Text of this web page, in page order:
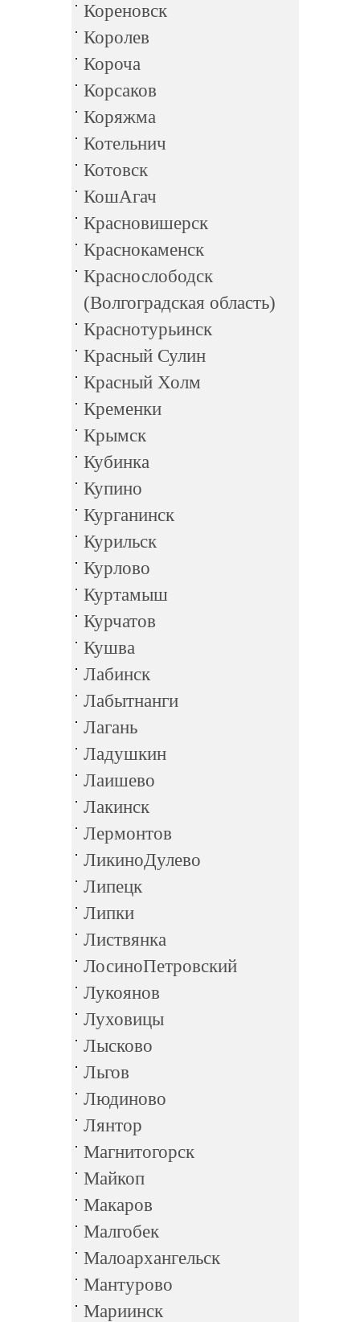
Кореновск
Королев
Короча
Корсаков
Коряжма
Котельнич
Котовск
КошАгач
Красновишерск
Краснокаменск
Краснослободск
(Волгоградская область)
Краснотурьинск
Красный Сулин
Красный Холм
Кременки
Крымск
Кубинка
Купино
Курганинск
Курильск
Курлово
Куртамыш
Курчатов
Кушва
Лабинск
Лабытнанги
Лагань
Ладушкин
Лаишево
Лакинск
Лермонтов
ЛикиноДулево
Липецк
Липки
Листвянка
ЛосиноПетровский
Лукоянов
Луховицы
Лысково
Льгов
Людиново
Лянтор
Магнитогорск
Майкоп
Макаров
Малгобек
Малоархангельск
Мантурово
Мариинск